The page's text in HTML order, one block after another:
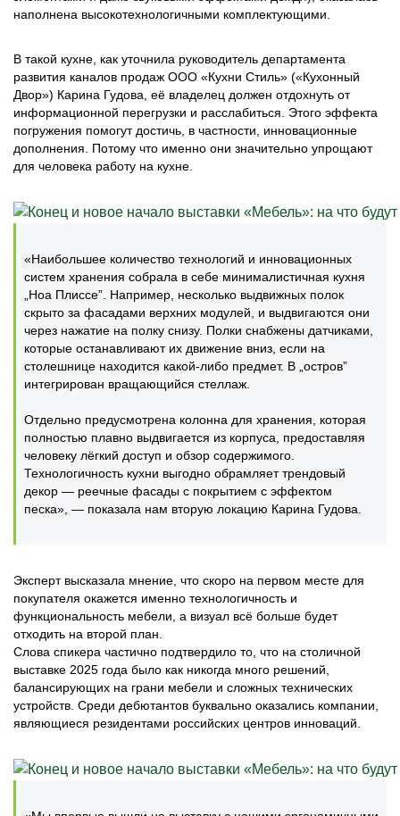
наполнена высокотехнологичными комплектующими.
В такой кухне, как уточнила руководитель департамента
развития каналов продаж ООО «Кухни Стиль» («Кухонный
Двор») Карина Гудова, её владелец должен отдохнуть от
информационной перегрузки и расслабиться. Этого эффекта
погружения помогут достичь, в частности, инновационные
дополнения. Потому что именно они значительно упрощают
для человека работу на кухне.
«Наибольшее количество технологий и инновационных
систем хранения собрала в себе минималистичная кухня
„Ноа Плиссе”. Например, несколько выдвижных полок
скрыто за фасадами верхних модулей, и выдвигаются они
через нажатие на полку снизу. Полки снабжены датчиками,
которые останавливают их движение вниз, если на
столешнице находится какой-либо предмет. В „остров”
интегрирован вращающийся стеллаж.
Отдельно предусмотрена колонна для хранения, которая
полностью плавно выдвигается из корпуса, предоставляя
человеку лёгкий доступ и обзор содержимого.
Технологичность кухни выгодно обрамляет трендовый
декор — реечные фасады с покрытием с эффектом
песка», — показала нам вторую локацию Карина Гудова.
Эксперт высказала мнение, что скоро на первом месте для
покупателя окажется именно технологичность и
функциональность мебели, а визуал всё больше будет
отходить на второй план.
Слова спикера частично подтвердило то, что на столичной
выставке 2025 года было как никогда много решений,
балансирующих на грани мебели и сложных технических
устройств. Среди дебютантов буквально оказались компании,
являющиеся резидентами российских центров инноваций.